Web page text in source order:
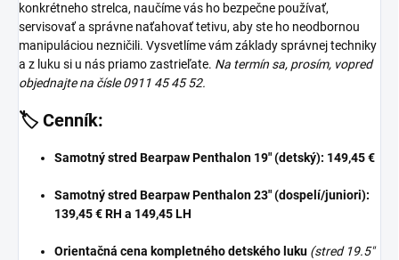
konkrétneho strelca, naučíme vás ho bezpečne používať,
servisovať a správne naťahovať tetivu, aby ste ho neodbornou
manipuláciou nezničili. Vysvetlíme vám základy správnej techniky
a z luku si u nás priamo zastrieľate. Na termín sa, prosím, vopred
objednajte na čísle 0911 45 45 52.
🏷️ Cenník:
Samotný stred Bearpaw Penthalon 19" (detský): 149,45 €
Samotný stred Bearpaw Penthalon 23" (dospelí/juniori):
139,45 € RH a 149,45 LH
Orientačná cena kompletného detského luku (stred 19.5"